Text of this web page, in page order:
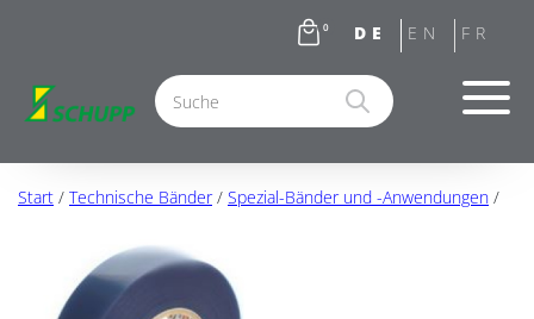
0
Start / Technische Bänder/ Spezial-Bänder und -Anwendungen /